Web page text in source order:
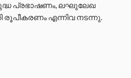
പ്രഭാഷണം, ലഘുലേഖ
രൂപീകരണം എന്നിവ നടന്നു.